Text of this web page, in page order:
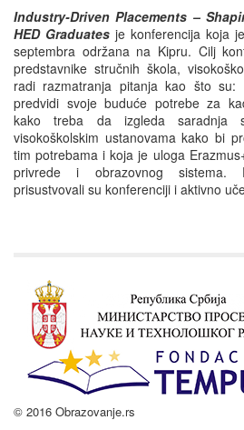
Industry-Driven Placements –
HED Graduates je konferencija koja
septembra održana na Kipru. Cilj
predstavnike stručnih škola,
radi razmatranja pitanja kao što
predvidi svoje buduće potrebe za
kako treba da izgleda saradnja
visokoškolskim ustanovama kako bi
tim potrebama i koja je uloga
privrede i obrazovnog sistema.
prisustvovali su konferenciji i aktivno
© 2016 Obrazovanje.rs